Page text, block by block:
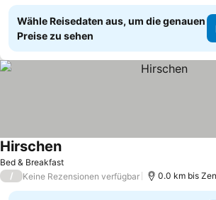
Wähle Reisedaten aus, um die genauen
Preise zu sehen
Bed & Breakfast
Hirschen
/ Keine Rezensionen verfügbar 0.0 km bis